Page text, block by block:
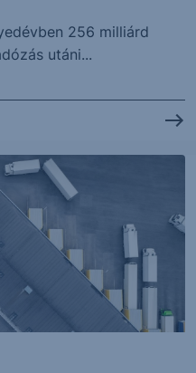
256 milliárd
utáni...